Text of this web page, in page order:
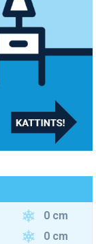
0 cm
0 cm